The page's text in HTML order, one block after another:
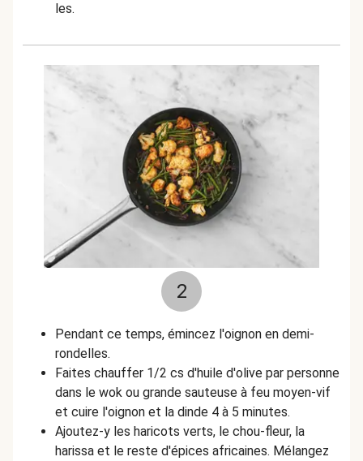
les.
2
Pendant ce temps, émincez l'oignon en demi-
rondelles.
Faites chauffer 1/2 cs d'huile d'olive par personne
dans le wok ou grande sauteuse à feu moyen-vif
et cuire l'oignon et la dinde 4 à 5 minutes.
Ajoutez-y les haricots verts, le chou-fleur, la
harissa et le reste d'épices africaines. Mélangez